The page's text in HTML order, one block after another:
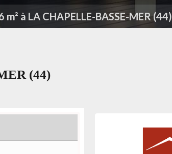
à LA CHAPELLE-BASSE-MER (44)
(44)